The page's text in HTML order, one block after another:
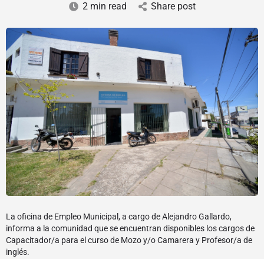
2 min read
Share post
La oficina de Empleo Municipal, a cargo de Alejandro Gallardo,
informa a la comunidad que se encuentran disponibles los cargos de
Capacitador/a para el curso de Mozo y/o Camarera y Profesor/a de
inglés.